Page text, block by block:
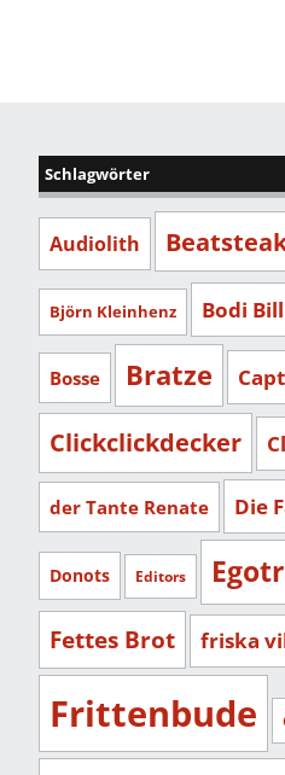
Schlagwörter
Audiolith
Björn Kleinhenz Bodi Bill
Bosse Bratze
Clickclickdecker
der Tante Renate Die
Donots Editors
Fettes Brot friska
Frittenbude